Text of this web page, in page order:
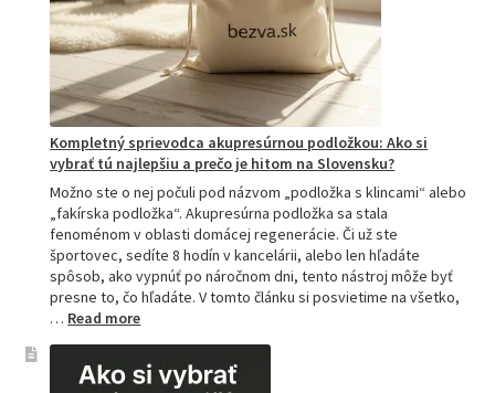
Kompletný sprievodca akupresúrnou podložkou: Ako si
vybrať tú najlepšiu a prečo je hitom na Slovensku?
Možno ste o nej počuli pod názvom „podložka s klincami“ alebo
„fakírska podložka“. Akupresúrna podložka sa stala
fenoménom v oblasti domácej regenerácie. Či už ste
športovec, sedíte 8 hodín v kancelárii, alebo len hľadáte
spôsob, ako vypnúť po náročnom dni, tento nástroj môže byť
presne to, čo hľadáte. V tomto článku si posvietime na všetko,
… Read more:
akupresúrnou